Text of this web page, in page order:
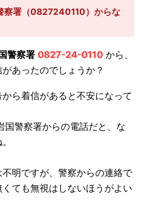
察署（0827240110）からな
警察署 0827-24-0110 から、
あったのでしょうか？
ら着信があると不安になって
国警察署からの電話だと、な
明ですが、警察からの連絡で
ても無視はしないほうがよい